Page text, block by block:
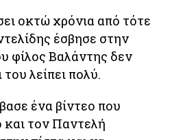
οκτώ χρόνια από τότε
έσβησε στην
φίλος Βαλάντης δεν
λείπει πολύ.
ένα βίντεο που
και τον Παντελή